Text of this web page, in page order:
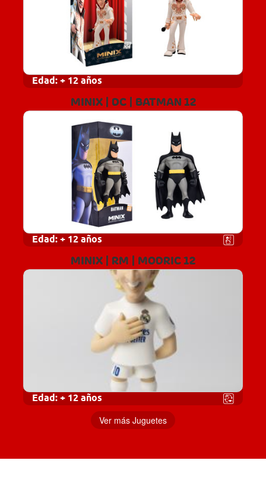
Edad:+ 12 años
MINIX | DC | BATMAN 12
Edad:+ 12 años
MINIX | RM | MODRIC 12
Edad:+ 12 años
Ver más Juguetes